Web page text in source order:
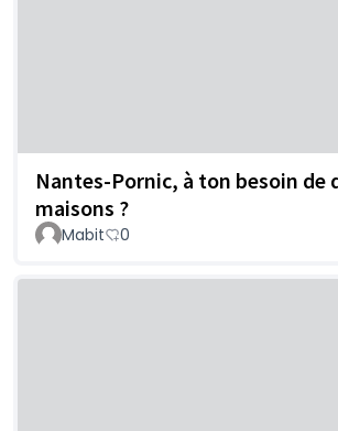
Nantes-Pornic, à ton besoin de
maisons ?
Mabit 0